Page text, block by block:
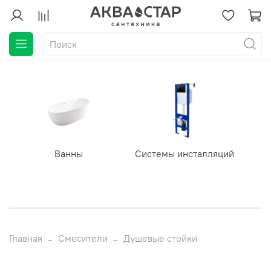
Ванны Системы инсталляций
Главная Смесители Душевые стойки